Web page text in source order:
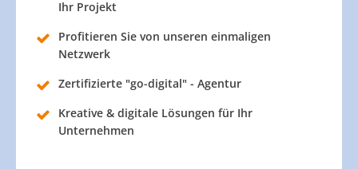
Ihr Projekt
Profitieren Sie von unseren einmaligen
Netzwerk
Zertifizierte "go-digital" - Agentur
Kreative & digitale Lösungen für Ihr
Unternehmen